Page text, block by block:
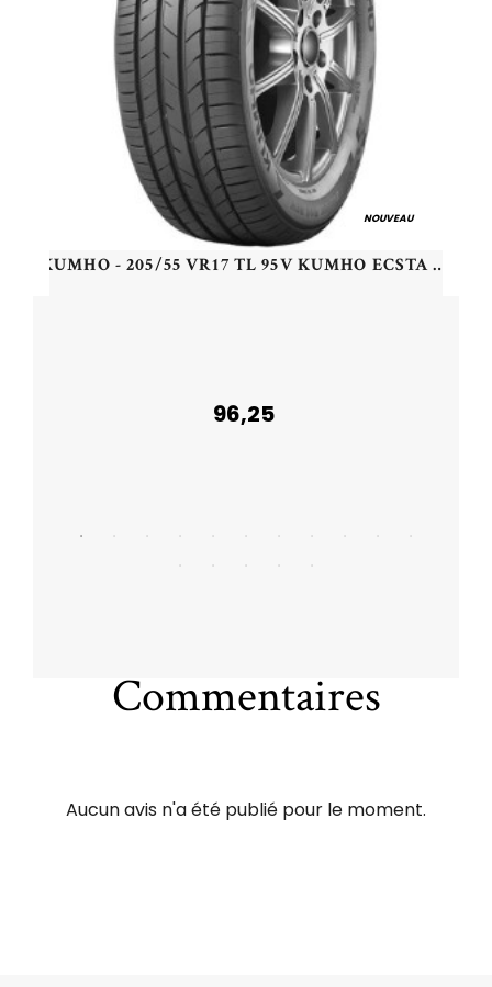
NOUVEAU
KUMHO - 205/55 VR17 TL 95V KUMHO ECSTA HS52 XL - 2055517 - CAB
96,25
Commentaires
Aucun avis n'a été publié pour le moment.